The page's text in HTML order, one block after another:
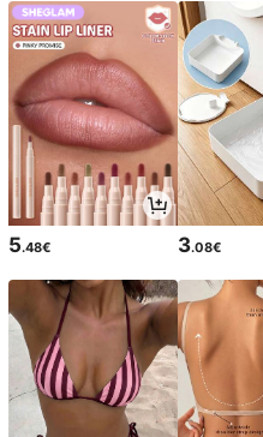
5.48€ 3.08€